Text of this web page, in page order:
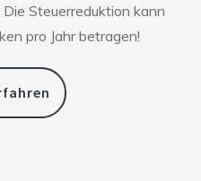
Steuerreduktion kann
pro Jahr betragen!